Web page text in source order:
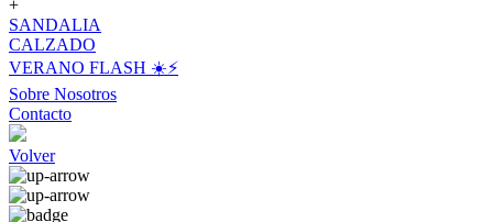
+
SANDALIA
CALZADO
VERANO FLASH ☀️⚡️
Sobre Nosotros
Contacto
Volver